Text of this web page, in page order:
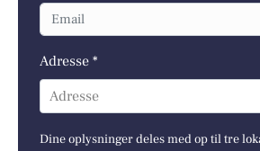
Adresse *
Adresse
Dine oplysninger deles med op til tre